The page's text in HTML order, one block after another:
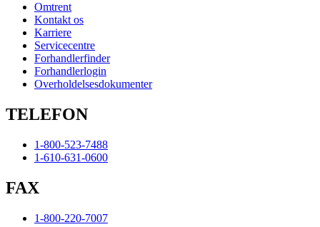
Omtrent
Kontakt os
Karriere
Servicecentre
Forhandlerfinder
Forhandlerlogin
Overholdelsesdokumenter
TELEFON
1-800-523-7488
1-610-631-0600
FAX
1-800-220-7007